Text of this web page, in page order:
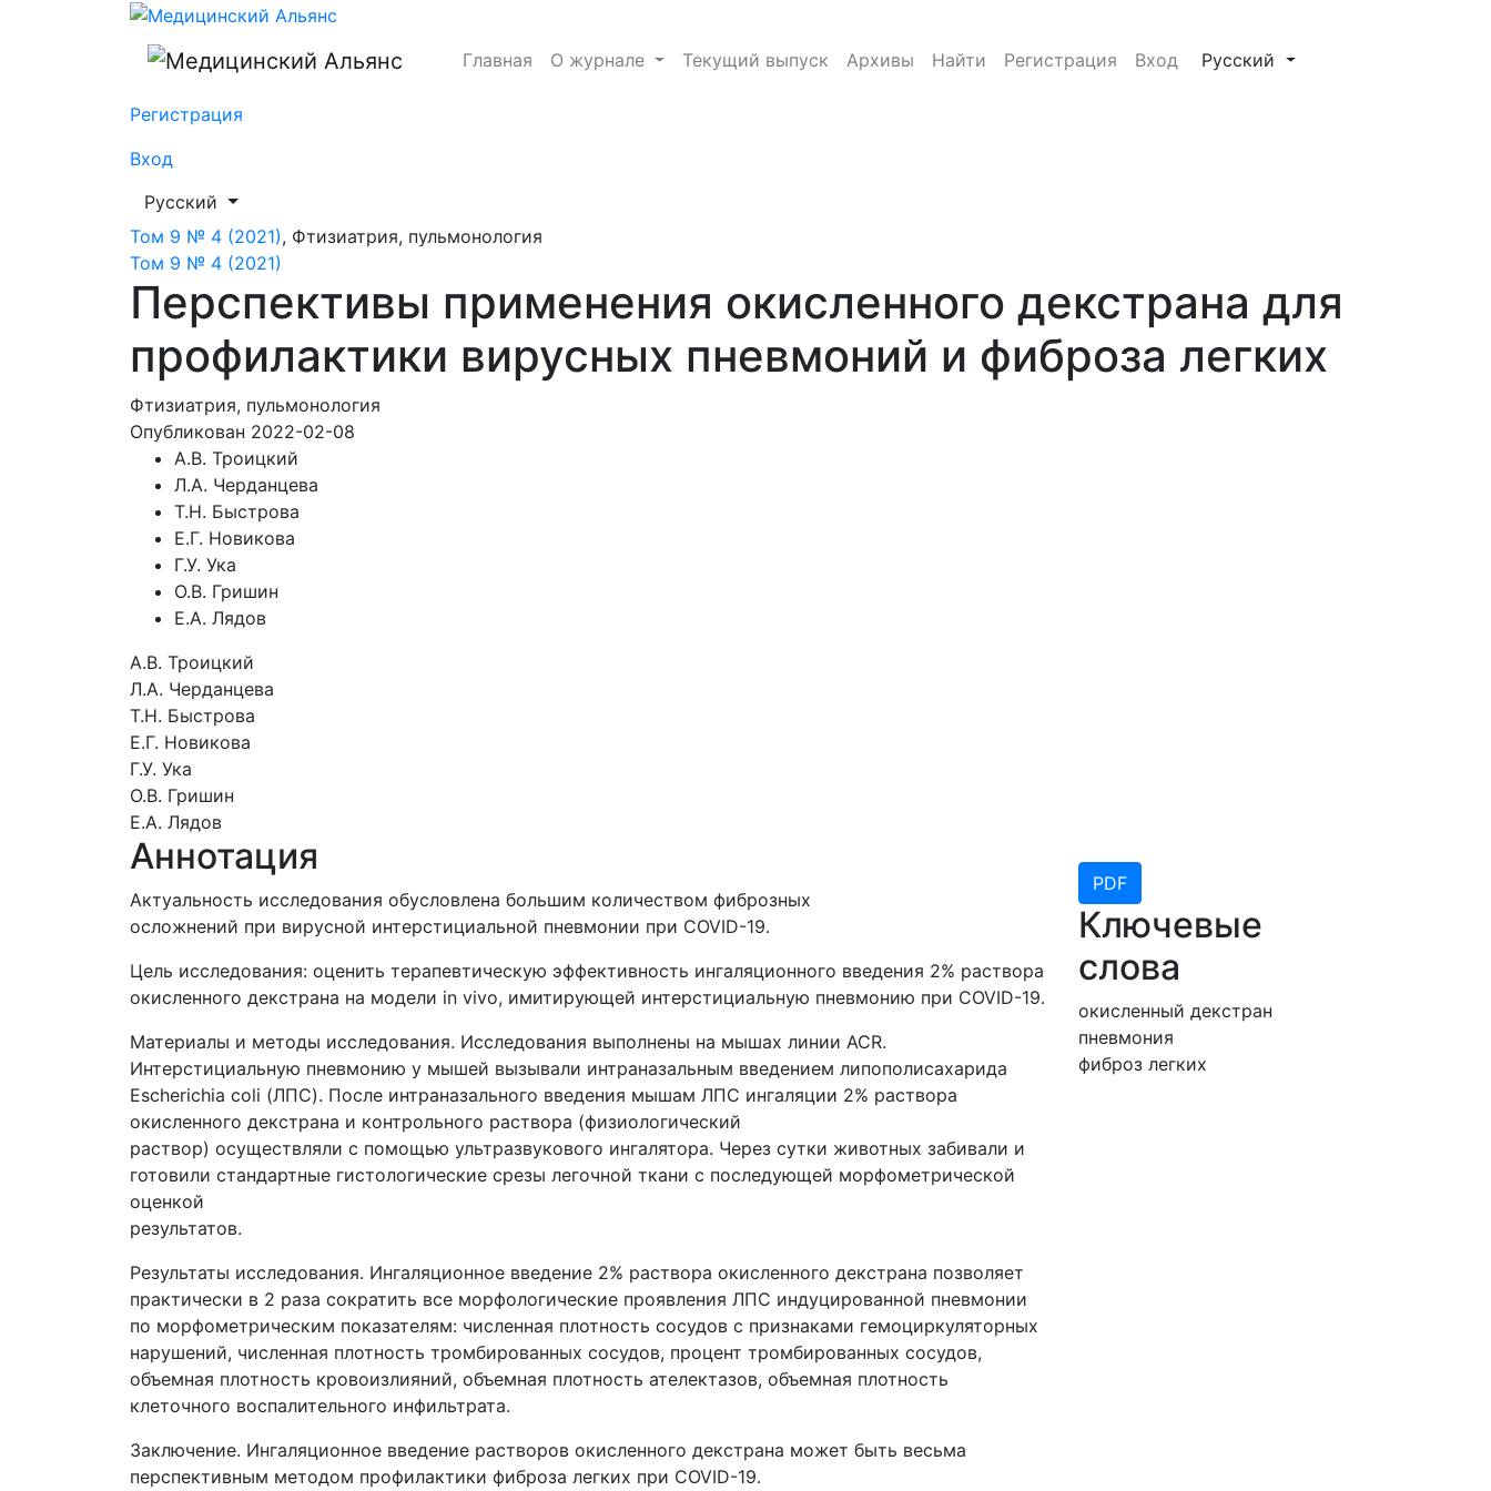
Перспективы применения окисленного декстрана для профилактики вирусных пневмоний и фиброза легких
Главная О журнале Текущий выпуск Архивы Найти Регистрация Вход Русский
Регистрация
Вход
##plugins.themes.healthSciences.language.toggle##
Русский
Том 9 № 4 (2021), Фтизиатрия, пульмонология
Том 9 № 4 (2021)
Перспективы применения окисленного декстрана для
профилактики вирусных пневмоний и фиброза легких
Фтизиатрия, пульмонология
Опубликован 2022-02-08
А.В. Троицкий
Л.А. Черданцева
Т.Н. Быстрова
Е.Г. Новикова
Г.У. Ука
О.В. Гришин
Е.А. Лядов
А.В. Троицкий
Л.А. Черданцева
Т.Н. Быстрова
Е.Г. Новикова
Г.У. Ука
О.В. Гришин
Е.А. Лядов
PDF
Ключевые
слова
окисленный декстран
пневмония
фиброз легких
Аннотация
Актуальность исследования обусловлена большим количеством фиброзных
осложнений при вирусной интерстициальной пневмонии при COVID-19.
Цель исследования: оценить терапевтическую эффективность ингаляционного введения 2% раствора
окисленного декстрана на модели in vivo, имитирующей интерстициальную пневмонию при COVID-19.
Материалы и методы исследования. Исследования выполнены на мышах линии ACR.
Интерстициальную пневмонию у мышей вызывали интраназальным введением липополисахарида
Escherichia coli (ЛПС). После интраназального введения мышам ЛПС ингаляции 2% раствора
окисленного декстрана и контрольного раствора (физиологический
раствор) осуществляли с помощью ультразвукового ингалятора. Через сутки животных забивали и
готовили стандартные гистологические срезы легочной ткани с последующей морфометрической
оценкой
результатов.
Результаты исследования. Ингаляционное введение 2% раствора окисленного декстрана позволяет
практически в 2 раза сократить все морфологические проявления ЛПС индуцированной пневмонии
по морфометрическим показателям: численная плотность сосудов с признаками гемоциркуляторных
нарушений, численная плотность тромбированных сосудов, процент тромбированных сосудов,
объемная плотность кровоизлияний, объемная плотность ателектазов, объемная плотность
клеточного воспалительного инфильтрата.
Заключение. Ингаляционное введение растворов окисленного декстрана может быть весьма
перспективным методом профилактики фиброза легких при COVID-19.